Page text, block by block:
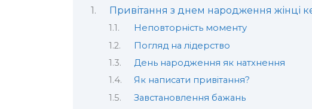
Привітання з днем народження жінці
Неповторність моменту
Погляд на лідерство
День народження як натхнення
Як написати привітання?
Завстановлення бажань